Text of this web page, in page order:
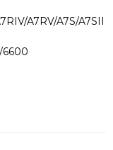
A7RV/A7S/A7SII
6600